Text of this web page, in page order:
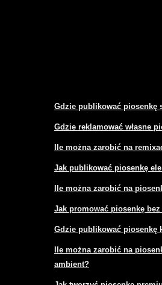
Gdzie publikować piosenkę
Gdzie reklamować własne
Ile można zarobić na
Jak publikować piosenkę
Ile można zarobić na
Jak promować piosenkę
Gdzie publikować piosenkę
Ile można zarobić na
ambient?